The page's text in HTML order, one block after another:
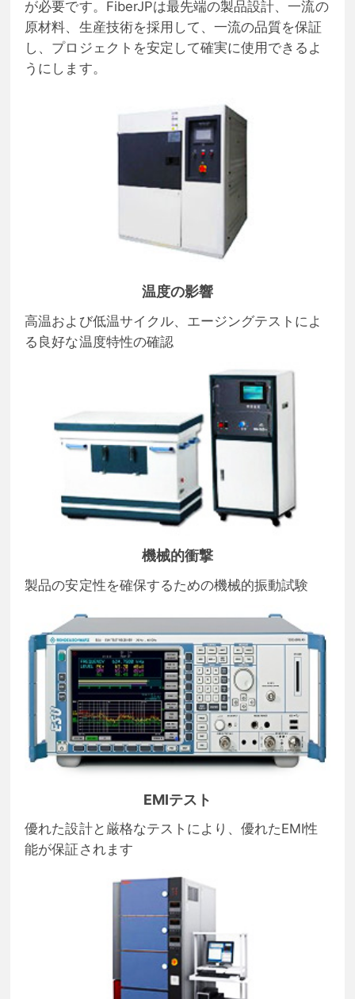
が必要です。FiberJPは最先端の製品設計、一流の
原材料、生産技術を採用して、一流の品質を保証
し、プロジェクトを安定して確実に使用できるよ
うにします。
温度の影響
高温および低温サイクル、エージングテストによ
る良好な温度特性の確認
機械的衝撃
製品の安定性を確保するための機械的振動試験
EMIテスト
優れた設計と厳格なテストにより、優れたEMI性
能が保証されます